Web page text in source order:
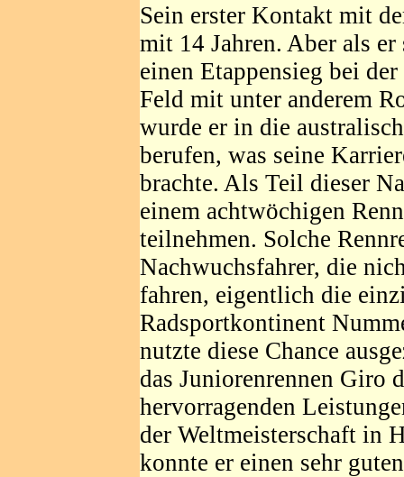
Sein erster Kontakt mit
mit 14 Jahren. Aber als
einen Etappensieg bei
Feld mit unter anderem
wurde er in die
berufen, was seine
brachte. Als Teil dieser
einem achtwöchigen
teilnehmen. Solche
Nachwuchsfahrer, die
fahren, eigentlich die
Radsportkontinent
nutzte diese Chance
das Juniorenrennen Giro
hervorragenden
der Weltmeisterschaft in
konnte er einen sehr